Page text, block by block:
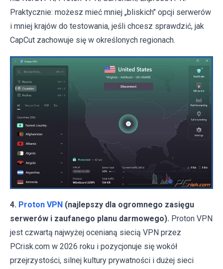
Praktycznie: możesz mieć mniej „bliskich" opcji serwerów
i mniej krajów do testowania, jeśli chcesz sprawdzić, jak
CapCut zachowuje się w określonych regionach.
4. Proton VPN (najlepszy dla ogromnego zasięgu
serwerów i zaufanego planu darmowego). Proton VPN
jest czwartą najwyżej ocenianą siecią VPN przez
PCrisk.com w 2026 roku i pozycjonuje się wokół
przejrzystości, silnej kultury prywatności i dużej sieci